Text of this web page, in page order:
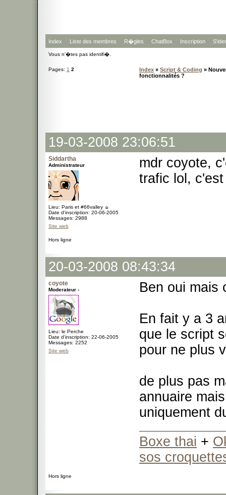
Index Liste des membres R�gles ChatBox Inscription
Vous n'�tes pas identifi�.
Pages: 1 2 Index » Script & Coding »
fonctionnalités ?
19-03-2008 23:06:51
Siddartha
Administrateur
Lieu: Paris et #66valley ☼
Date d'inscription: 20-06-2005
Messages: 2988
Site web
mdr coyote,
trafic lol,
Hors ligne
20-03-2008 08:43:34
coyote
Moderateur -
Lieu: le Perche
Date d'inscription: 22-06-2005
Messages: 2252
Site web
Ben oui mais
En fait y a 3
que le script
pour ne plus
de plus pas
annuaire
uniquement
Boxe thai +
sos
Hors ligne